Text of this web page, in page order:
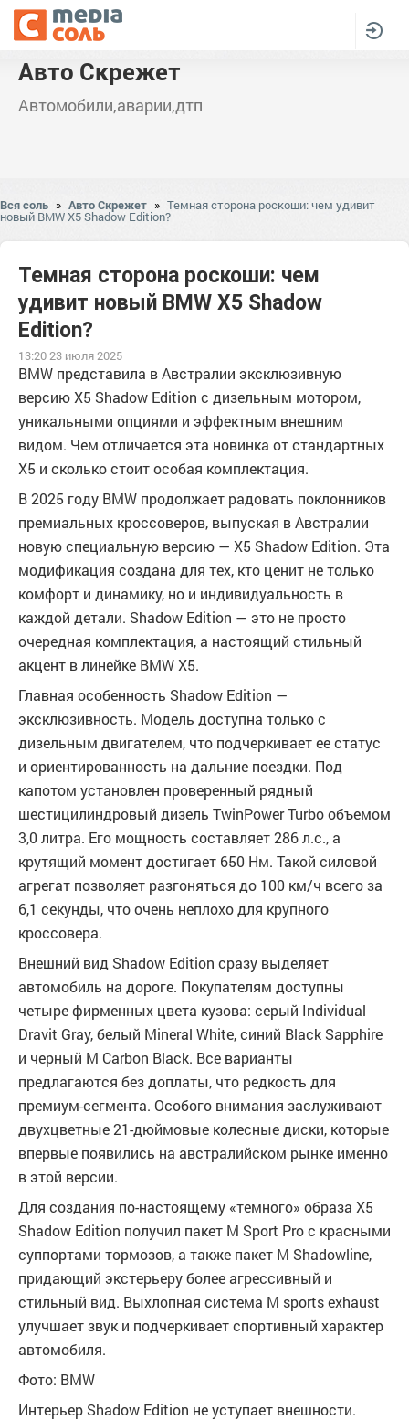
Авто Скрежет
Автомобили,аварии,дтп
Вся соль » Авто Скрежет » Темная сторона роскоши: чем удивит
новый BMW X5 Shadow Edition?
Темная сторона роскоши: чем
удивит новый BMW X5 Shadow
Edition?
13:20 23 июля 2025
BMW представила в Австралии эксклюзивную
версию X5 Shadow Edition с дизельным мотором,
уникальными опциями и эффектным внешним
видом. Чем отличается эта новинка от стандартных
X5 и сколько стоит особая комплектация.
В 2025 году BMW продолжает радовать поклонников
премиальных кроссоверов, выпуская в Австралии
новую специальную версию — X5 Shadow Edition. Эта
модификация создана для тех, кто ценит не только
комфорт и динамику, но и индивидуальность в
каждой детали. Shadow Edition — это не просто
очередная комплектация, а настоящий стильный
акцент в линейке BMW X5.
Главная особенность Shadow Edition —
эксклюзивность. Модель доступна только с
дизельным двигателем, что подчеркивает ее статус
и ориентированность на дальние поездки. Под
капотом установлен проверенный рядный
шестицилиндровый дизель TwinPower Turbo объемом
3,0 литра. Его мощность составляет 286 л.с., а
крутящий момент достигает 650 Нм. Такой силовой
агрегат позволяет разгоняться до 100 км/ч всего за
6,1 секунды, что очень неплохо для крупного
кроссовера.
Внешний вид Shadow Edition сразу выделяет
автомобиль на дороге. Покупателям доступны
четыре фирменных цвета кузова: серый Individual
Dravit Gray, белый Mineral White, синий Black Sapphire
и черный M Carbon Black. Все варианты
предлагаются без доплаты, что редкость для
премиум-сегмента. Особого внимания заслуживают
двухцветные 21-дюймовые колесные диски, которые
впервые появились на австралийском рынке именно
в этой версии.
Для создания по-настоящему «темного» образа X5
Shadow Edition получил пакет M Sport Pro с красными
суппортами тормозов, а также пакет M Shadowline,
придающий экстерьеру более агрессивный и
стильный вид. Выхлопная система M sports exhaust
улучшает звук и подчеркивает спортивный характер
автомобиля.
Фото: BMW
Интерьер Shadow Edition не уступает внешности.